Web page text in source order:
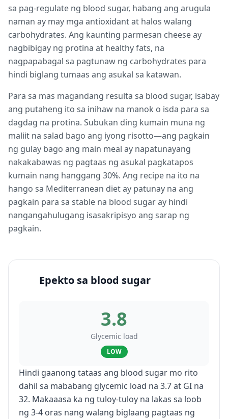
sa pag-regulate ng blood sugar, habang ang arugula
naman ay may mga antioxidant at halos walang
carbohydrates. Ang kaunting parmesan cheese ay
nagbibigay ng protina at healthy fats, na
nagpapabagal sa pagtunaw ng carbohydrates para
hindi biglang tumaas ang asukal sa katawan.
Para sa mas magandang resulta sa blood sugar, isabay
ang putaheng ito sa inihaw na manok o isda para sa
dagdag na protina. Subukan ding kumain muna ng
maliit na salad bago ang iyong risotto—ang pagkain
ng gulay bago ang main meal ay napatunayang
nakakabawas ng pagtaas ng asukal pagkatapos
kumain nang hanggang 30%. Ang recipe na ito na
hango sa Mediterranean diet ay patunay na ang
pagkain para sa stable na blood sugar ay hindi
nangangahulugang isasakripisyo ang sarap ng
pagkain.
Epekto sa blood sugar
3.8
Glycemic load
LOW
Hindi gaanong tataas ang blood sugar mo rito
dahil sa mababang glycemic load na 3.7 at GI na
32. Makaaasa ka ng tuloy-tuloy na lakas sa loob
ng 3-4 oras nang walang biglaang pagtaas ng